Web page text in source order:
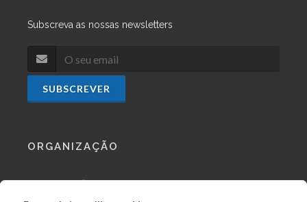
Subscreva as nossas newsletters
SUBSCREVER
ORGANIZAÇÃO